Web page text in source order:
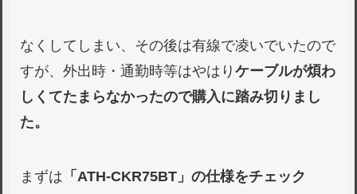
なくしてしまい、その後は有線で凌いでいたので
すが、外出時・通勤時等はやはりケーブルが煩わ
しくてたまらなかったので購入に踏み切りまし
た。
まずは 「ATH-CKR75BT」の仕様をチェック